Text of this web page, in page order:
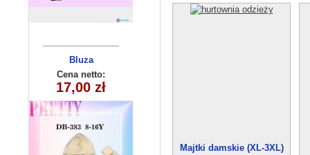
Bluza
dziecięca
290525-DB383
(8-16) 10szt
Cena netto:
17,00 zł
Komplet
dziewczęcy
(4-14) 6szt
Cena netto:
38,00 zł
Majtki damskie (XL-3XL)